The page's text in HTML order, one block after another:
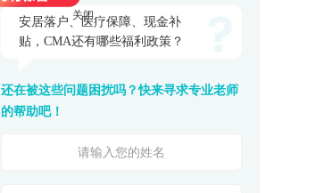
安居落户、医疗保障、现金补
贴，CMA还有哪些福利政策？
还在被这些问题困扰吗？快来寻求专业老师
的帮助吧！